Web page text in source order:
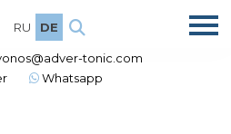
RU DE
tonic.com
Whatsapp